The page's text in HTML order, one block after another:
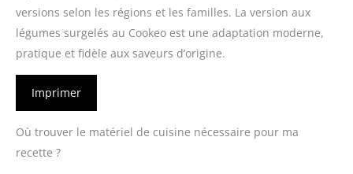
versions selon les régions et les familles. La version aux
légumes surgelés au Cookeo est une adaptation moderne,
pratique et fidèle aux saveurs d’origine.
Imprimer
Où trouver le matériel de cuisine nécessaire pour ma
recette ?